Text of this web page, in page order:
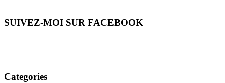
SUIVEZ-MOI SUR FACEBOOK
Categories